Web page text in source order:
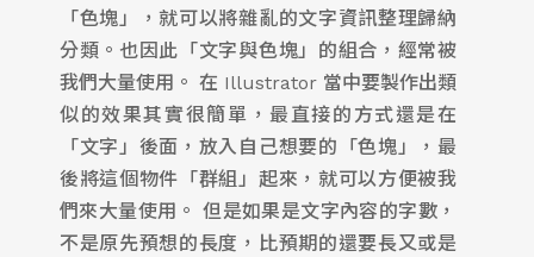
「色塊」，就可以將雜亂的文字資訊整理歸納
分類。也因此「文字與色塊」的組合，經常被
我們大量使用。 在 Illustrator 當中要製作出類
似的效果其實很簡單，最直接的方式還是在
「文字」後面，放入自己想要的「色塊」，最
後將這個物件「群組」起來，就可以方便被我
們來大量使用。 但是如果是文字內容的字數，
不是原先預想的長度，比預期的還要長又或是